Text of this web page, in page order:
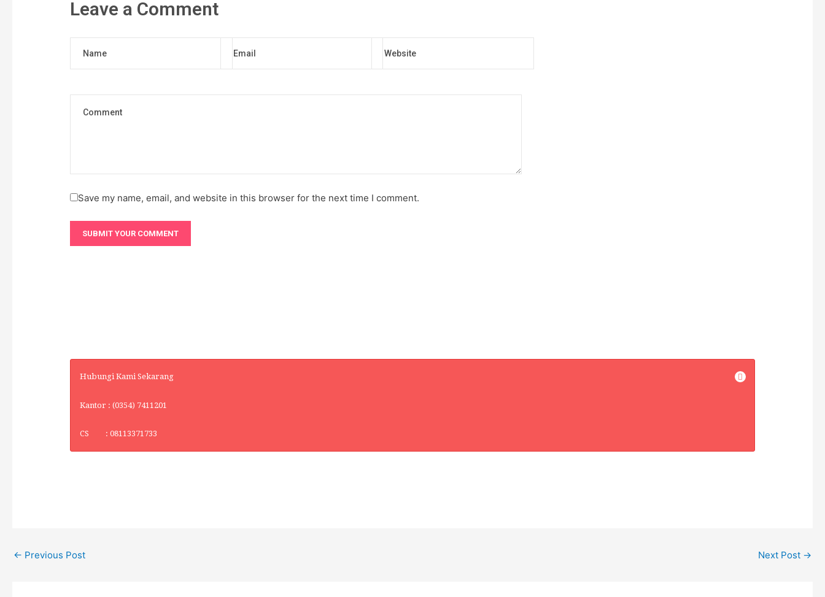
Leave a Comment
Save my name, email, and website in this browser for the next time I comment.
Hubungi Kami Sekarang
Kantor : (0354) 7411201
CS : 08113371733
← Previous Post Next Post →